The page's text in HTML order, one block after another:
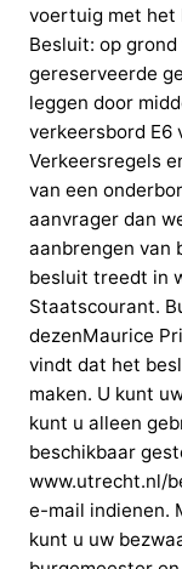
voertuig met het
Besluit: op
gereserveerde
leggen door
verkeersbord E6
Verkeersregels
van een
aanvrager dan
aanbrengen van
besluit treedt in
Staatscourant.
dezenMaurice
vindt dat het
maken. U kunt
kunt u alleen
beschikbaar
www.utrecht.nl/
e-mail indienen.
kunt u uw